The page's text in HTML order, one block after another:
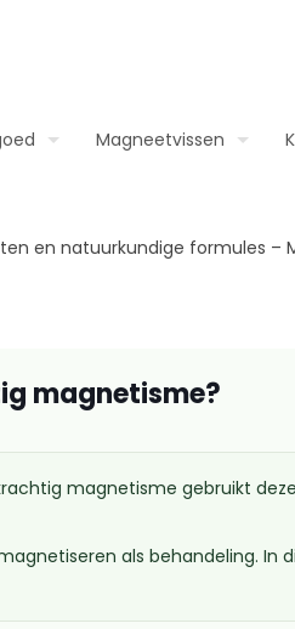
Magneetvissen
magnetisme?
magnetisme gebruikt
als behandeling. In